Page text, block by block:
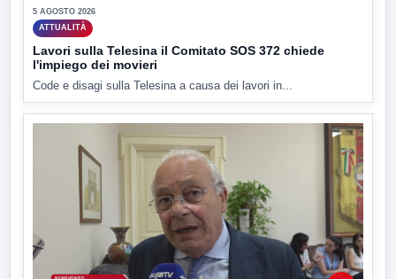
5 AGOSTO 2026
ATTUALITÀ
Lavori sulla Telesina il Comitato SOS 372 chiede
l'impiego dei movieri
Code e disagi sulla Telesina a causa dei lavori in...